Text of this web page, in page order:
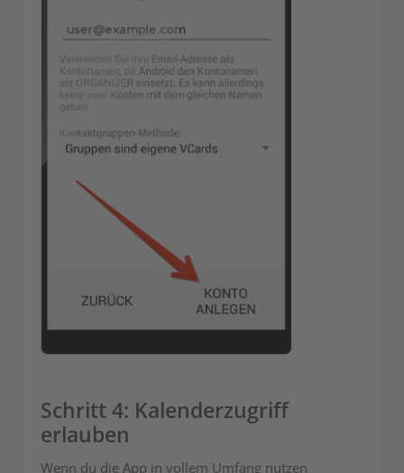
Schritt 4: Kalenderzugriff
erlauben
Wenn du die App in vollem Umfang nutzen